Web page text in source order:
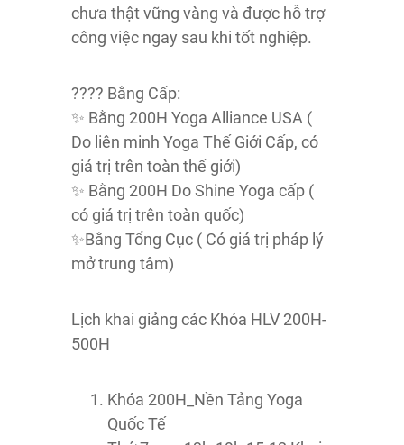
chưa thật vững vàng và được hỗ trợ
công việc ngay sau khi tốt nghiệp.
???? Bằng Cấp:
✨️ Bằng 200H Yoga Alliance USA (
Do liên minh Yoga Thế Giới Cấp, có
giá trị trên toàn thế giới)
✨️ Bằng 200H Do Shine Yoga cấp (
có giá trị trên toàn quốc)
✨️Bằng Tổng Cục ( Có giá trị pháp lý
mở trung tâm)
Lịch khai giảng các Khóa HLV 200H-
500H
Khóa 200H_Nền Tảng Yoga
Quốc Tế